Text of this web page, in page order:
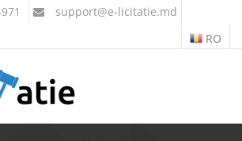
support@e-licitatie.md
RO